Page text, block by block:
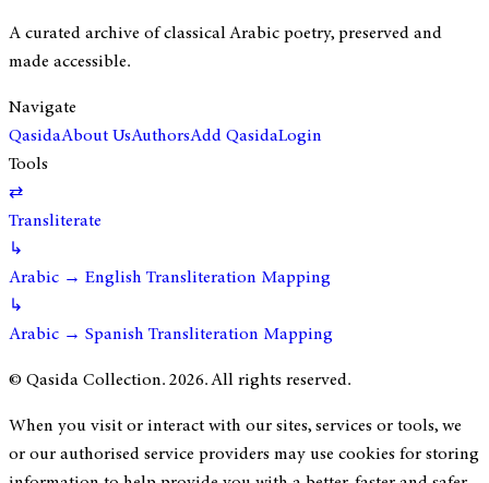
A curated archive of classical Arabic poetry, preserved and
made accessible.
Navigate
QasidaAbout UsAuthorsAdd QasidaLogin
Tools
⇄
Transliterate
↳
Arabic → English Transliteration Mapping
↳
Arabic → Spanish Transliteration Mapping
© Qasida Collection.2026. All rights reserved.
When you visit or interact with our sites, services or tools, we
or our authorised service providers may use cookies for storing